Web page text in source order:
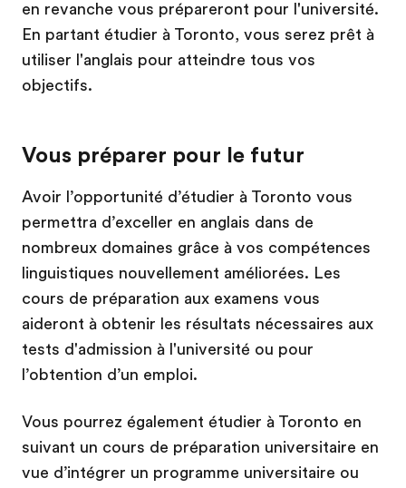
en revanche vous prépareront pour l'université.
En partant étudier à Toronto, vous serez prêt à
utiliser l'anglais pour atteindre tous vos
objectifs.
Vous préparer pour le futur
Avoir l’opportunité d’étudier à Toronto vous
permettra d’exceller en anglais dans de
nombreux domaines grâce à vos compétences
linguistiques nouvellement améliorées. Les
cours de préparation aux examens vous
aideront à obtenir les résultats nécessaires aux
tests d'admission à l'université ou pour
l’obtention d’un emploi.
Vous pourrez également étudier à Toronto en
suivant un cours de préparation universitaire en
vue d’intégrer un programme universitaire ou